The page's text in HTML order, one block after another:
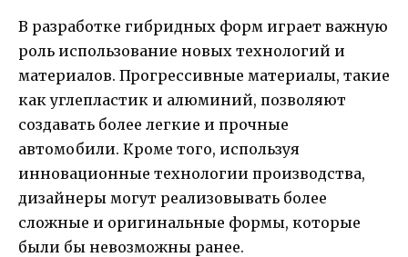
В разработке гибридных форм играет важную
роль использование новых технологий и
материалов. Прогрессивные материалы, такие
как углепластик и алюминий, позволяют
создавать более легкие и прочные
автомобили. Кроме того, используя
инновационные технологии производства,
дизайнеры могут реализовывать более
сложные и оригинальные формы, которые
были бы невозможны ранее.